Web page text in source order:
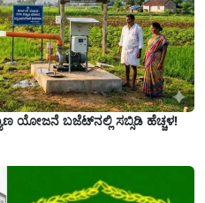
ಯೋಜನೆ ಬಜೆಟ್‌ನಲ್ಲಿ ಸಬ್ಸಿಡಿ ಹೆಚ್ಚಳ!